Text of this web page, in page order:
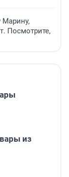
Марину,
Посмотрите,
из